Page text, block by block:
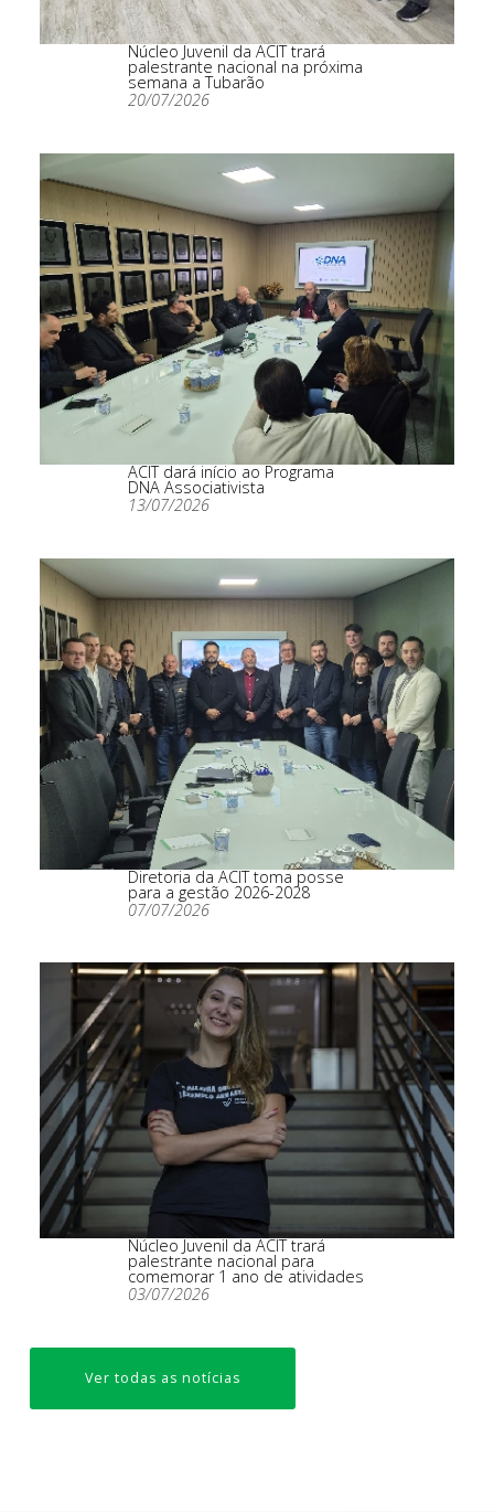
Núcleo Juvenil da ACIT trará
palestrante nacional na próxima
semana a Tubarão
20/07/2026
ACIT dará início ao Programa
DNA Associativista
13/07/2026
Diretoria da ACIT toma posse
para a gestão 2026-2028
07/07/2026
Núcleo Juvenil da ACIT trará
palestrante nacional para
comemorar 1 ano de atividades
03/07/2026
Ver todas as notícias